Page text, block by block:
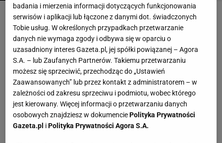
CCC przeceniło sandałki Gino Rossi o prawie 100
zł
Mniej niż 50 zł, a pachną luksusem. Te perfumy
z Rossmanna pachną godzinami
To nie droga na skróty. Matka pokazuje, jak
naprawdę wygląda edukacja domowa
MATERIAŁ PROMOCYJNY
badania i mierzenia informacji dotyczących funkcjonowania
serwisów i aplikacji lub łączone z danymi dot. świadczonych
Tobie usług. W określonych przypadkach przetwarzanie
danych nie wymaga zgody i odbywa się w oparciu o
uzasadniony interes Gazeta.pl, jej spółki powiązanej – Agora
S.A. – lub Zaufanych Partnerów. Takiemu przetwarzaniu
możesz się sprzeciwić, przechodząc do „Ustawień
Zaawansowanych” lub przez kontakt z administratorem – w
zależności od zakresu sprzeciwu i podmiotu, wobec którego
jest kierowany. Więcej informacji o przetwarzaniu danych
osobowych znajdziesz w dokumenciePolityka Prywatności
Gazeta.pl iPolityka Prywatności Agora S.A.